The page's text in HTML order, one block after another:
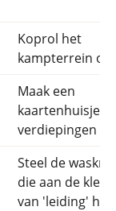
Koprol het
kampterrein
Maak een
kaartenhuisje
verdiepingen
Steel de
die aan de
van 'leiding'